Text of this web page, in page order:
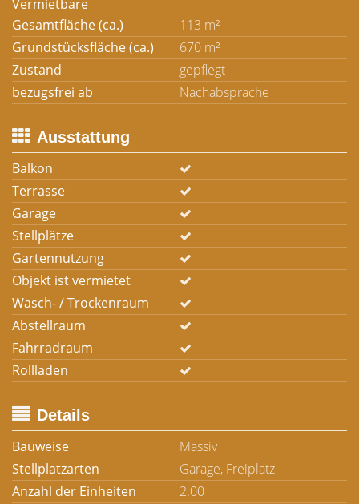
Vermietbare
Gesamtfläche (ca.)
113 m²
Grundstücksfläche (ca.)
670 m²
Zustand
gepflegt
bezugsfrei ab
Nachabsprache
Ausstattung
Balkon
Terrasse
Garage
Stellplätze
Gartennutzung
Objekt ist vermietet
Wasch- / Trockenraum
Abstellraum
Fahrradraum
Rollladen
Details
Bauweise
Massiv
Stellplatzarten
Garage, Freiplatz
Anzahl der Einheiten
2.00